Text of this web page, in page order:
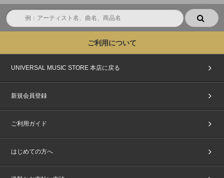
ご利用について
UNIVERSAL MUSIC STORE 本店に戻る
新規会員登録
ご利用ガイド
はじめての方へ